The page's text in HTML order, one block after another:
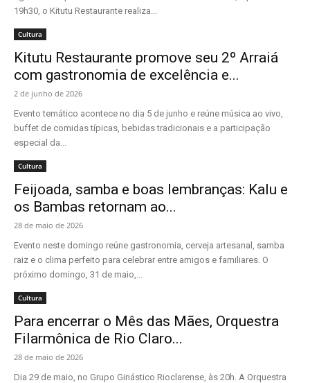
19h30, o Kitutu Restaurante realiza...
Cultura
Kitutu Restaurante promove seu 2º Arraiá
com gastronomia de excelência e...
2 de junho de 2026
Evento temático acontece no dia 5 de junho e reúne música ao vivo,
buffet de comidas típicas, bebidas tradicionais e a participação
especial da...
Cultura
Feijoada, samba e boas lembranças: Kalu e
os Bambas retornam ao...
28 de maio de 2026
Evento neste domingo reúne gastronomia, cerveja artesanal, samba
raiz e o clima perfeito para celebrar entre amigos e familiares. O
próximo domingo, 31 de maio,...
Cultura
Para encerrar o Mês das Mães, Orquestra
Filarmônica de Rio Claro...
28 de maio de 2026
Dia 29 de maio, no Grupo Ginástico Rioclarense, às 20h. A Orquestra